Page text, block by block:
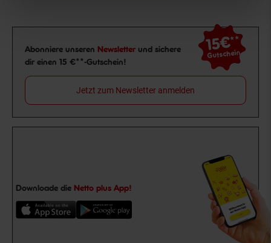
Newsletter Anmeldung
Abonniere unseren Newsletter und sichere
dir einen 15 €**-Gutschein!
15€**
Gutschein
Jetzt zum Newsletter anmelden
Downloade die Netto plus App!